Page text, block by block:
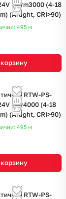
Warm3000 (4-18
(Arlight, CRI>90)
495 м
RTW-PS-
Day4000 (4-18
(Arlight, CRI>90)
495 м
RTW-PS-